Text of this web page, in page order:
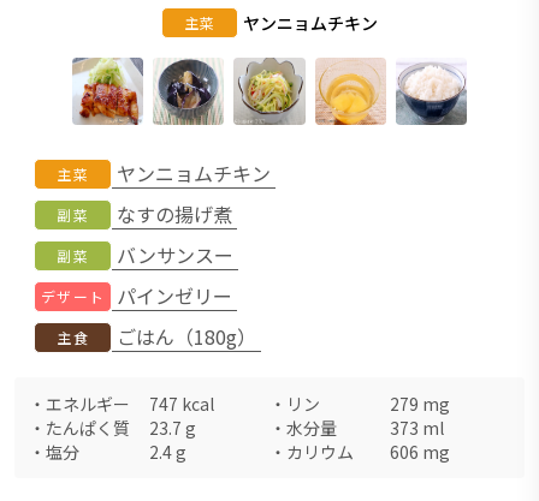
主菜 ヤンニョムチキン
主菜 ヤンニョムチキン
副菜 なすの揚げ煮
副菜 バンサンスー
デザート パインゼリー
主食 ごはん（180g）
・ エネルギー 747 kcal ・ リン 279 mg
・ たんぱく質 23.7 g ・ 水分量 373 ml
・ 塩分 2.4g ・ カリウム 606 mg